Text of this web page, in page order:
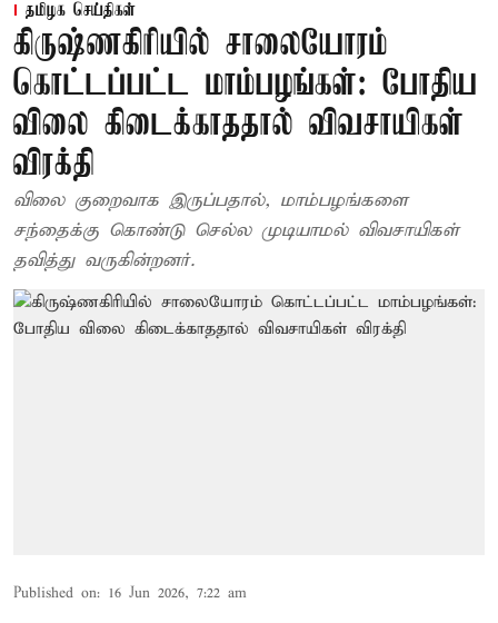
தமிழக செய்திகள்
கிருஷ்ணகிரியில் சாலையோரம்
கொட்டப்பட்ட மாம்பழங்கள்: போதிய
விலை கிடைக்காததால் விவசாயிகள்
விரக்தி
விலை குறைவாக இருப்பதால், மாம்பழங்களை
சந்தைக்கு கொண்டு செல்ல முடியாமல் விவசாயிகள்
தவித்து வருகின்றனர்.
Published on: 16 Jun 2026, 7:22 am